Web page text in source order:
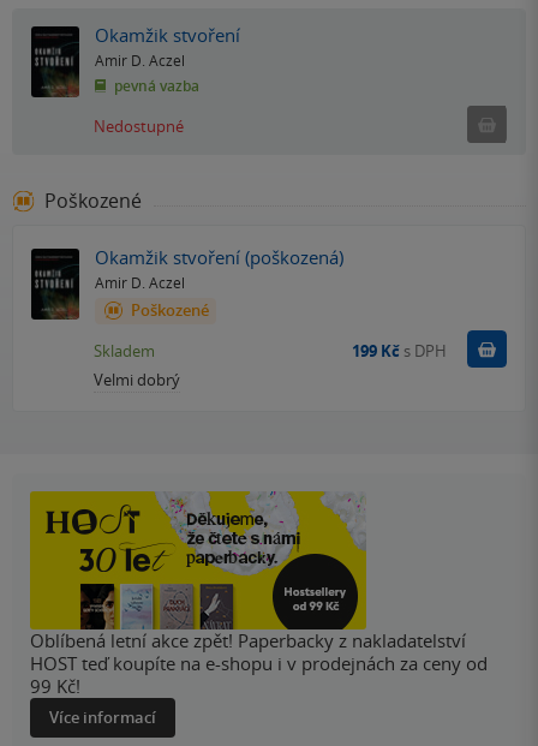
Okamžik stvoření
Amir D. Aczel
pevná vazba
Nedostupné
Poškozené
Okamžik stvoření (poškozená)
Amir D. Aczel
Poškozené
Velmi dobrý
Skladem 199 Kč s DPH
Oblíbená letní akce zpět! Paperbacky z nakladatelství
HOST teď koupíte na e-shopu i v prodejnách za ceny od
99 Kč!
Více informací